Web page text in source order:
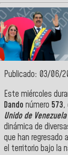
Publicado: 03/06/
Este miércoles
Dando número 573,
Unido de Venezuela
dinámica de
que han regresado
el territorio bajo la